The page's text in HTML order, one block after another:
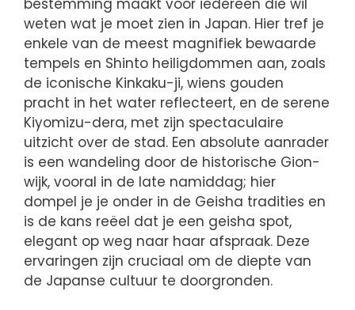
bestemming maakt voor iedereen die wil
weten wat je moet zien in Japan. Hier tref je
enkele van de meest magnifiek bewaarde
tempels en Shinto heiligdommen aan, zoals
de iconische Kinkaku-ji, wiens gouden
pracht in het water reflecteert, en de serene
Kiyomizu-dera, met zijn spectaculaire
uitzicht over de stad. Een absolute aanrader
is een wandeling door de historische Gion-
wijk, vooral in de late namiddag; hier
dompel je je onder in de Geisha tradities en
is de kans reëel dat je een geisha spot,
elegant op weg naar haar afspraak. Deze
ervaringen zijn cruciaal om de diepte van
de Japanse cultuur te doorgronden.